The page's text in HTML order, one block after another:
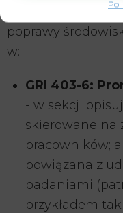
jako
poprawy
w:
GRI 403-6:
- w sekcji
skierowane na
pracowników;
powiązana z
badaniami
przykładem